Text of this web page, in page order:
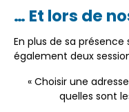
… Et lors de
En plus de sa présence
également deux
« Choisir une
quelles sont